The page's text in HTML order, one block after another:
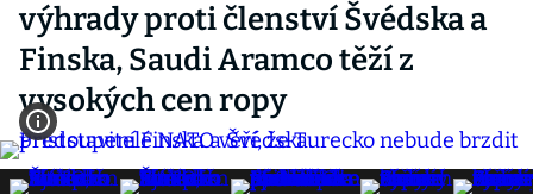
výhrady proti členství Švédska a
Finska, Saudi Aramco těží z
vysokých cen ropy